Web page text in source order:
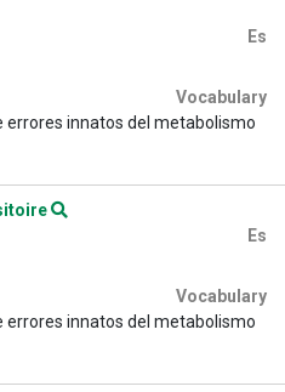
Es
Vocabulary
innatos del metabolismo
Es
Vocabulary
innatos del metabolismo